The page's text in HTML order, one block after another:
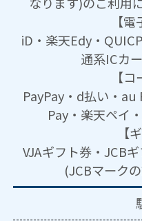
【
iD・楽天Edy・
通系ICカ
【
PayPay・d払い・au
Pay・楽天ペイ
【
VJAギフト券・JCB
(JCBマーク